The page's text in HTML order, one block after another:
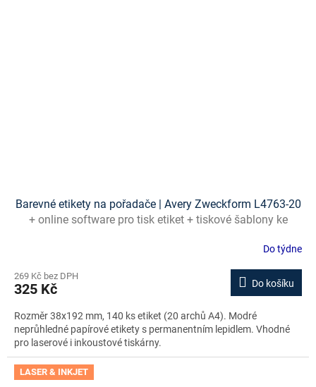
Barevné etikety na pořadače | Avery Zweckform L4763-20
+ online software pro tisk etiket + tiskové šablony ke
Do týdne
269 Kč bez DPH
325 Kč Do košíku
Rozměr 38x192 mm, 140 ks etiket (20 archů A4). Modré
neprůhledné papírové etikety s permanentním lepidlem. Vhodné
pro laserové i inkoustové tiskárny.
LASER & INKJET